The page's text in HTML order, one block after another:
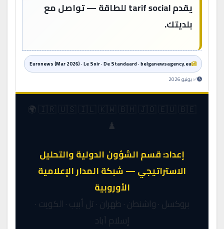
يقدم tarif social للطاقة — تواصل مع
بلديتك.
Euronews (Mar 2026) · Le Soir · De Standaard · belganewsagency.eu
✅ يونيو 2026
🇮🇷 🇺🇸 🇮🇱 🇰🇼 🇧🇭 🇯🇴 🇪🇺 🇧🇪 🌍
إعداد: قسم الشؤون الدولية والتحليل
الاستراتيجي — شبكة المدار الإعلامية
الأوروبية
بروكسل · واشنطن · طهران · تل أبيب · الكويت ·
إسلام آباد